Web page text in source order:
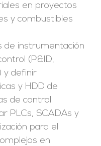
en proyectos
y combustibles
de instrumentación
(P&ID,
y definir
y HDD de
de control.
PLCs, SCADAs y
para el
en